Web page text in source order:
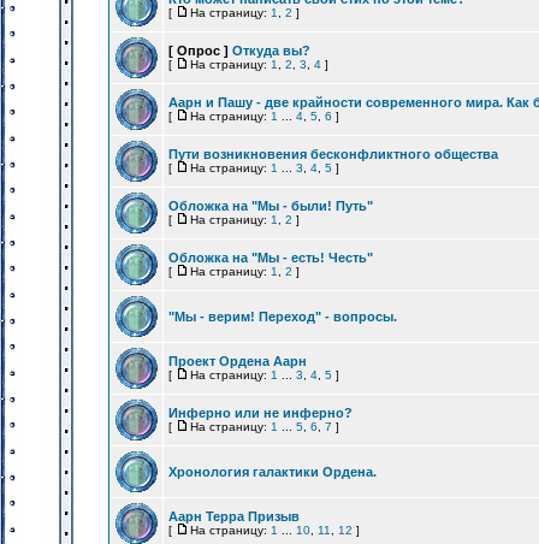
[ На страницу: 1 2 ]
[ Опрос ] Откуда вы?
[ На страницу: 1 2 3 4 ]
Аарн и Пашу - две крайности современного мира. Как
[ На страницу: 1 4 5 6 ]
Пути возникновения бесконфликтного общества
[ На страницу: 1 3 4 5 ]
Обложка на "Мы - были! Путь"
[ На страницу: 1 2 ]
Обложка на "Мы - есть! Честь"
[ На страницу: 1 2 ]
"Мы - верим! Переход" - вопросы.
Проект Ордена Аарн
[ На страницу: 1 3 4 5 ]
Инферно или не инферно?
[ На страницу: 1 5 6 7 ]
Хронология галактики Ордена.
Аарн Терра Призыв
[ На страницу: 1 10 11 12 ]